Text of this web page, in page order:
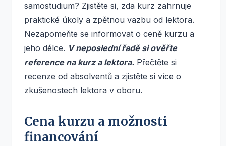
samostudium? Zjistěte si, zda kurz zahrnuje
praktické úkoly a zpětnou vazbu od lektora.
Nezapomeňte se informovat o ceně kurzu a
jeho délce. V neposlední řadě si ověřte
reference na kurz a lektora. Přečtěte si
recenze od absolventů a zjistěte si více o
zkušenostech lektora v oboru.
Cena kurzu a možnosti
financování